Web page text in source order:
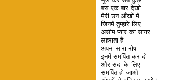
बस एक बार देखो
मेरी उन आँखों में
जिनमें तुम्हारे लिए
असीम प्यार का सागर
लहराता है
अपना सारा रोष
इनमें समर्पित कर दो
और सदा के लिए
समर्पित हो जाओ